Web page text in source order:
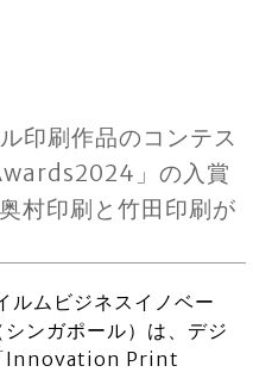
印刷作品のコンテス
」の入賞
村印刷と竹田印刷が
ルムビジネスイノベー
ンガポール）は、デジ
Innovation Print